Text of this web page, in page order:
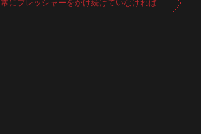
常にプレッシャーをかけ続けていなければ…